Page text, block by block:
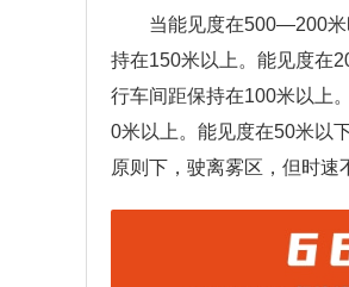
当能见度在500—200米
持在150米以上。能见度在
行车间距保持在100米以上
0米以上。能见度在50米以
原则下，驶离雾区，但时速